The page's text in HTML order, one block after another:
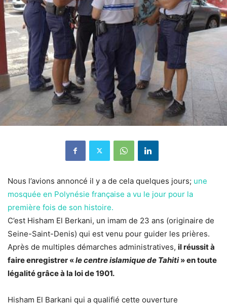
Nous l’avions annoncé il y a de cela quelques jours; une
mosquée en Polynésie française a vu le jour pour la
première fois de son histoire.
C’est Hisham El Berkani, un imam de 23 ans (originaire de
Seine-Saint-Denis) qui est venu pour guider les prières.
Après de multiples démarches administratives, il réussit à
faire enregistrer «le centre islamique de Tahiti» en toute
légalité grâce à la loi de 1901.
Hisham El Barkani qui a qualifié cette ouverture